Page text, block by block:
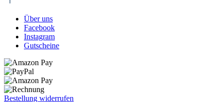
Über uns
Facebook
Instagram
Gutscheine
Bestellung widerrufen